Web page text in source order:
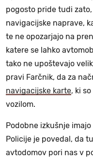
pogosto pride tudi
navigacijske naprave,
te ne opozarjajo na
katere se lahko
tako ne upoštevajo
pravi Farčnik, da za
navigacijske karte, ki
vozilom.
Podobne izkušnje
Policije je povedal, da
avtodomov pori nas v